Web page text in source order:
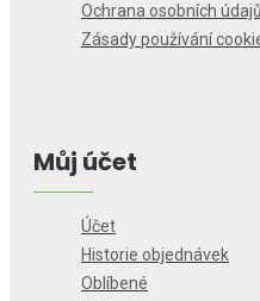
Ochrana osobních
Zásady používání
Můj účet
Účet
Historie objednávek
Oblíbené